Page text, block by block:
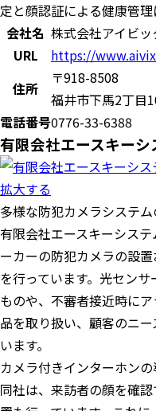
定と顔認証による健康管理
会社名 株式会社アイビッ
URL
https://
住所
〒918-8508
福井市下馬2丁目
電話番号0776-33-6388
有限会社エースキーシ
拡大する
多様な防犯カメラシステ
有限会社エースキーシス
ーカーの防犯カメラの設
を行っています。​光セン
ものや、不審者接近時に
品を取り扱い、顧客のニ
います。
カメラ付きインターホン
同社は、来訪者の顔を確